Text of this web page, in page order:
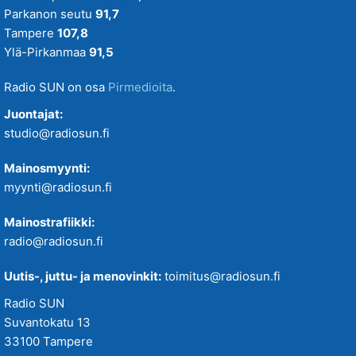
Parkanon seutu 91,7
Tampere 107,8
Ylä-Pirkanmaa 91,5
Radio SUN on osa Pirmedioita.
Juontajat:
studio@radiosun.fi
Mainosmyynti:
myynti@radiosun.fi
Mainostrafiikki:
radio@radiosun.fi
Uutis-, juttu- ja menovinkit: toimitus@radiosun.fi
Radio SUN
Suvantokatu 13
33100 Tampere